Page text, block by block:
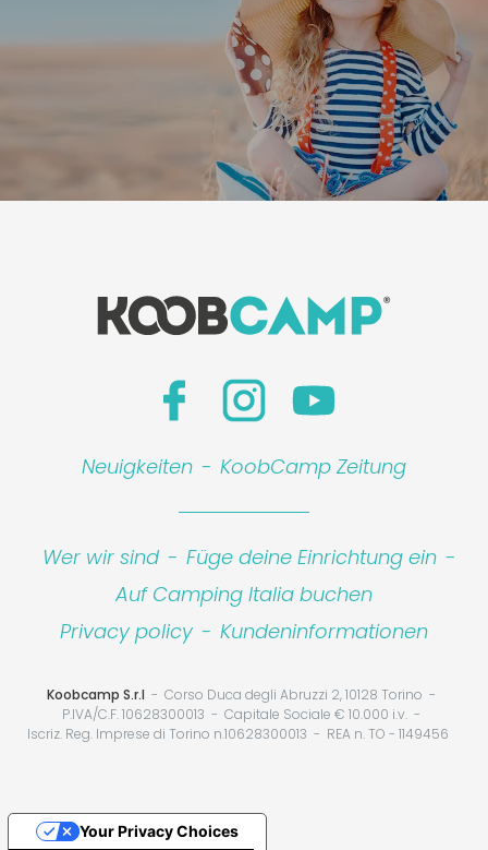
Neuigkeiten - KoobCamp Zeitung
Wer wir sind - Füge deine Einrichtung ein -
Auf Camping Italia buchen
Privacy policy - Kundeninformationen
Koobcamp S.r.l
Corso Duca degli Abruzzi 2, 10128 Torino
P.IVA/C.F. 10628300013
Capitale Sociale € 10.000 i.v.
Iscriz. Reg. Imprese di Torino n.10628300013
REA n. TO - 1149456
Your Privacy Choices